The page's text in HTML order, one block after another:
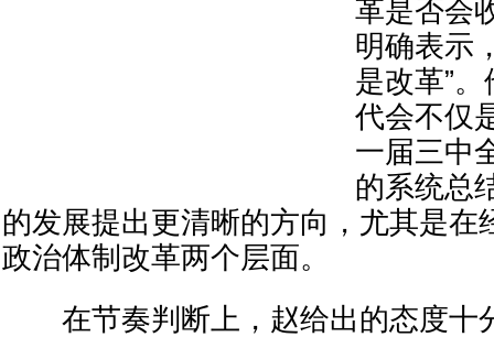
革是否会
明确表示
是改革”
代会不仅
一届三中
的系统总
的发展提出更清晰的方向，尤其是在
政治体制改革两个层面。
在节奏判断上，赵给出的态度十